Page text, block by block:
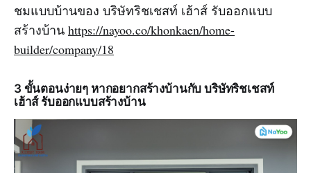
ชมแบบบ้านของ บริษัทริชเชสท์ เฮ้าส์ รับออกแบบ
สร้างบ้าน https://nayoo.co/khonkaen/home-
builder/company/18
3 ขั้นตอนง่ายๆ หากอยากสร้างบ้านกับ บริษัทริชเชสท์
เฮ้าส์ รับออกแบบสร้างบ้าน